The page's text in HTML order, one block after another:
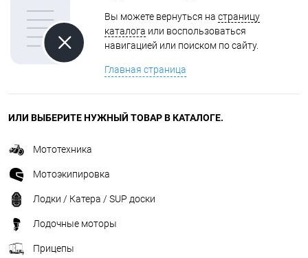
Вы можете вернуться на страницу
каталога или воспользоваться
навигацией или поиском по сайту.
Главная страница
ИЛИ ВЫБЕРИТЕ НУЖНЫЙ ТОВАР В КАТАЛОГЕ.
Мототехника
Мотоэкипировка
Лодки / Катера / SUP доски
Лодочные моторы
Прицепы